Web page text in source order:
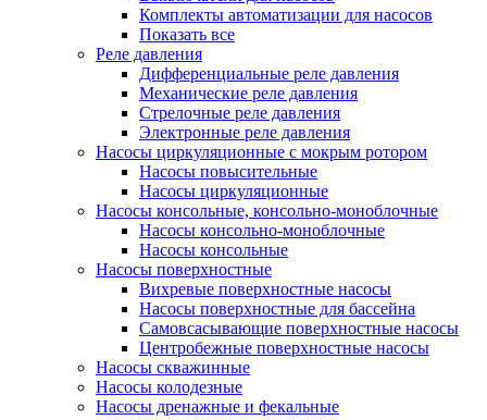
Комплекты автоматизации для насосов
Показать все
Реле давления
Дифференциальные реле давления
Механические реле давления
Стрелочные реле давления
Электронные реле давления
Насосы циркуляционные с мокрым ротором
Насосы повысительные
Насосы циркуляционные
Насосы консольные, консольно-моноблочные
Насосы консольно-моноблочные
Насосы консольные
Насосы поверхностные
Вихревые поверхностные насосы
Насосы поверхностные для бассейна
Самовсасывающие поверхностные насосы
Центробежные поверхностные насосы
Насосы скважинные
Насосы колодезные
Насосы дренажные и фекальные